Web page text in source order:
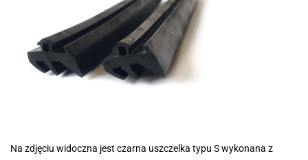
Na zdjęciu widoczna jest czarna uszczelka typu S wykonana z